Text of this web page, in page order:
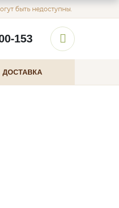
быть недоступны.
153
ДОСТАВКА